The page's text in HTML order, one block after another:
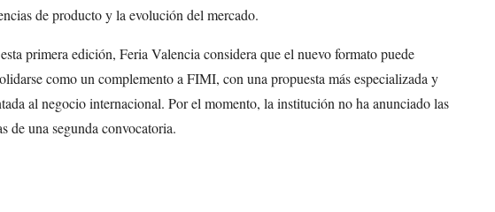
de producto y la evolución del mercado.
primera edición, Feria Valencia considera que el nuevo formato puede
como un complemento a FIMI, con una propuesta más especializada y
al negocio internacional. Por el momento, la institución no ha anunciado las
de una segunda convocatoria.